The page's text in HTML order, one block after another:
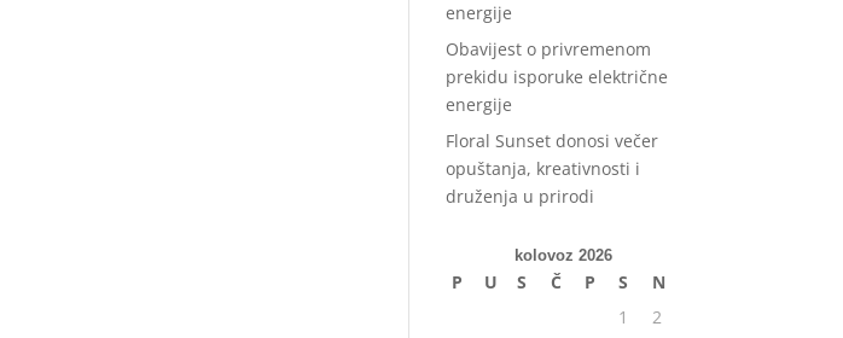
energije
Obavijest o privremenom
prekidu isporuke električne
energije
Floral Sunset donosi večer
opuštanja, kreativnosti i
druženja u prirodi
kolovoz 2026
P U S Č P S
N
1
2